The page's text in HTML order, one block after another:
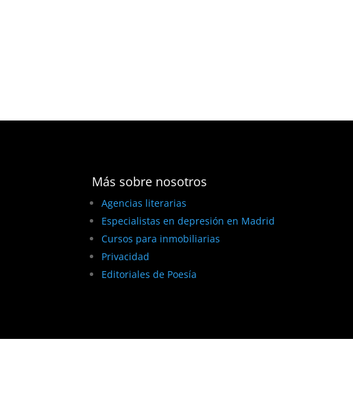
Más sobre nosotros
Agencias literarias
Especialistas en depresión en Madrid
Cursos para inmobiliarias
Privacidad
Editoriales de Poesía